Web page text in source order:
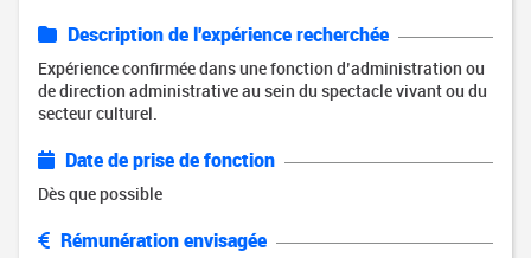
Description de l'expérience recherchée
Expérience confirmée dans une fonction d’administration ou
de direction administrative au sein du spectacle vivant ou du
secteur culturel.
Date de prise de fonction
Dès que possible
Rémunération envisagée